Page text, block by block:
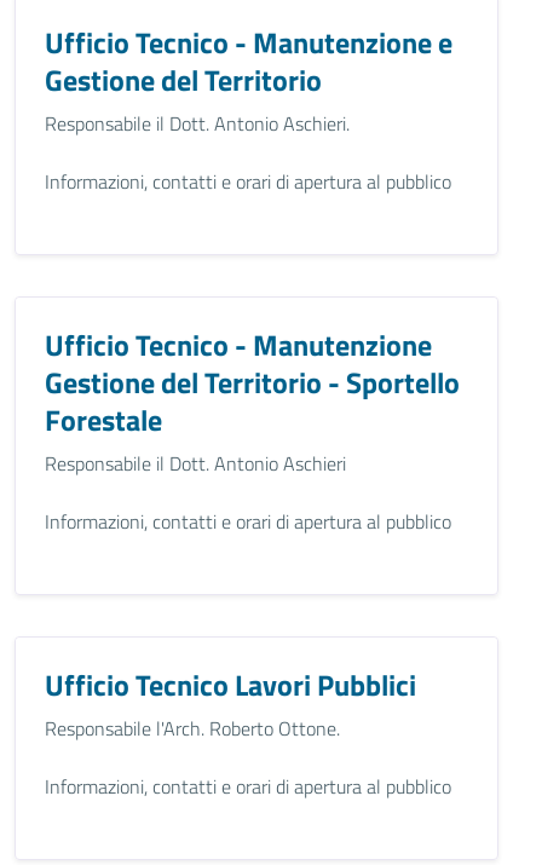
Ufficio Tecnico - Manutenzione e
Gestione del Territorio
Responsabile il Dott. Antonio Aschieri.
Informazioni, contatti e orari di apertura al pubblico
Ufficio Tecnico - Manutenzione
Gestione del Territorio - Sportello
Forestale
Responsabile il Dott. Antonio Aschieri
Informazioni, contatti e orari di apertura al pubblico
Ufficio Tecnico Lavori Pubblici
Responsabile l'Arch. Roberto Ottone.
Informazioni, contatti e orari di apertura al pubblico